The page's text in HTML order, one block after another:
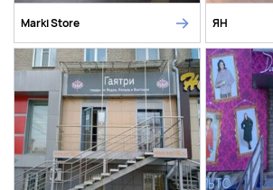
Marki Store ЯН